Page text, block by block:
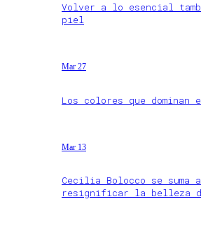
Volver a lo esencial
piel
Mar 27
Los colores que dominan
Mar 13
Cecilia Bolocco se suma
resignificar la belleza